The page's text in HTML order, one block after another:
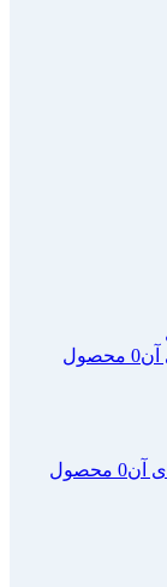
آن0 محصول
آن0 محصول